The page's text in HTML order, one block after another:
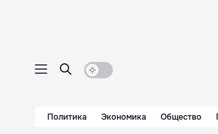
Политика Экономика Общество